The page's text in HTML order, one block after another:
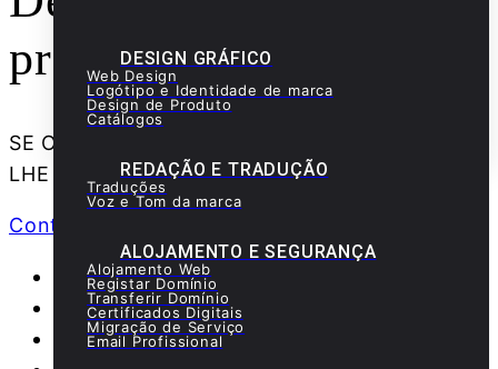
DESIGN GRÁFICO
Web Design
Logótipo e Identidade de marca
Design de Produto
Catálogos
REDAÇÃO E TRADUÇÃO
Traduções
Voz e Tom da marca
ALOJAMENTO E SEGURANÇA
Alojamento Web
Registar Domínio
Transferir Domínio
Certificados Digitais
Migração de Serviço
Email Profissional
projeto
SE O PROJETO FAZ PARTE DE SI ENTAO DÊ-
LHE VIDA, DÊ-LHE MOVIMENTO!
Contacta-nos